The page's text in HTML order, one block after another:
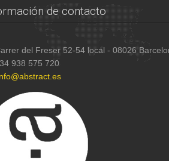
de contacto
del Freser 52-54 local - 08026
938 575 720